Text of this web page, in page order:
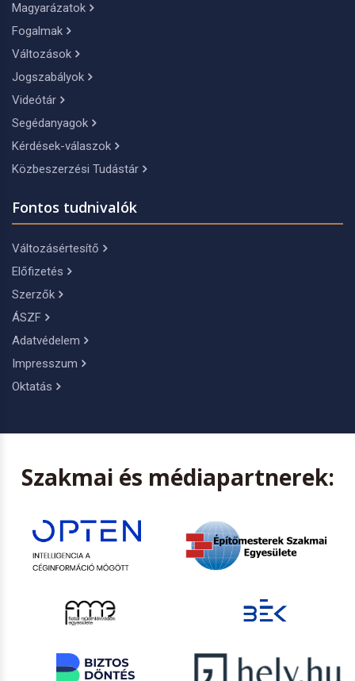
Magyarázatok
Fogalmak
Változások
Jogszabályok
Videótár
Segédanyagok
Kérdések-válaszok
Közbeszerzési Tudástár
Fontos tudnivalók
Változásértesítő
Előfizetés
Szerzők
ÁSZF
Adatvédelem
Impresszum
Oktatás
Szakmai és médiapartnerek: